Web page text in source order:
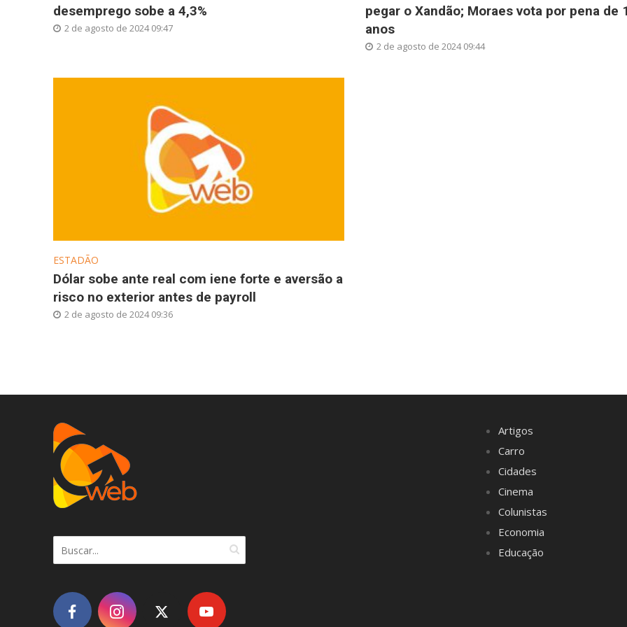
desemprego sobe a 4,3%
2 de agosto de 2024 09:47
pegar o Xandão; Moraes vota por pena de
anos
2 de agosto de 2024 09:44
ESTADÃO
Dólar sobe ante real com iene forte e aversão a
risco no exterior antes de payroll
2 de agosto de 2024 09:36
Artigos
Carro
Cidades
Cinema
Colunistas
Economia
Educação